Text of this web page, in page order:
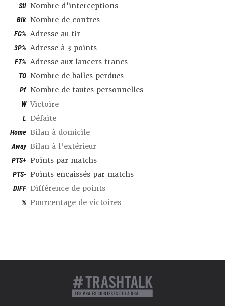
Stl Nombre d’interceptions
Blk Nombre de contres
FG% Adresse au tir
3P% Adresse à 3 points
FT% Adresse aux lancers francs
TO Nombre de balles perdues
Pf Nombre de fautes personnelles
W Victoire
L Défaite
Home Bilan à domicile
Away Bilan à l'extérieur
PTS+ Points par matchs
PTS- Points encaissés par matchs
DIFF Différence de points
% Pourcentage de victoires